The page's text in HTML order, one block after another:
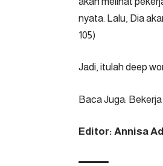
nyata. Lalu, Dia
105)
Jadi, itulah deep
Baca Juga:
Editor: Annisa